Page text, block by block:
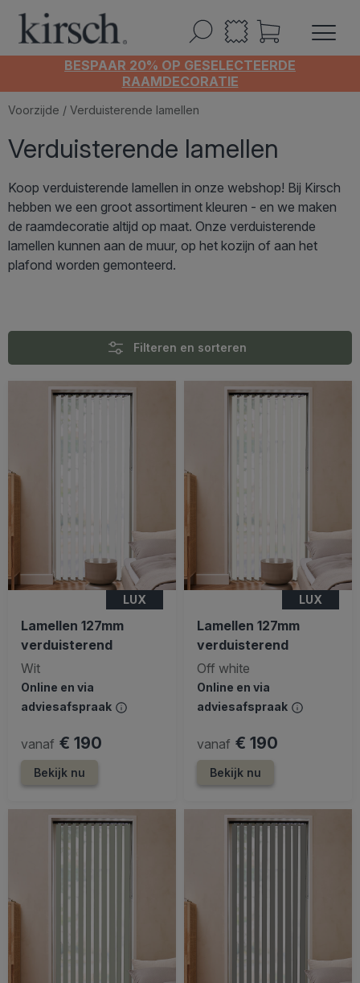
BESPAAR 20% OP GESELECTEERDE
RAAMDECORATIE
Voorzijde / Verduisterende lamellen
Verduisterende lamellen
Koop verduisterende lamellen in onze webshop! Bij Kirsch
hebben we een groot assortiment kleuren - en we maken
de raamdecoratie altijd op maat. Onze verduisterende
lamellen kunnen aan de muur, op het kozijn of aan het
plafond worden gemonteerd.
Filteren en sorteren
LUX
Lamellen 127mm
verduisterend
Wit
Online en via
adviesafspraak
vanaf € 190
Bekijk nu
LUX
Lamellen 127mm
verduisterend
Off white
Online en via
adviesafspraak
vanaf € 190
Bekijk nu